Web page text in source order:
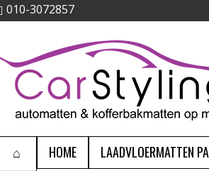
010-3072857
HOME LAADVLOERMATTEN